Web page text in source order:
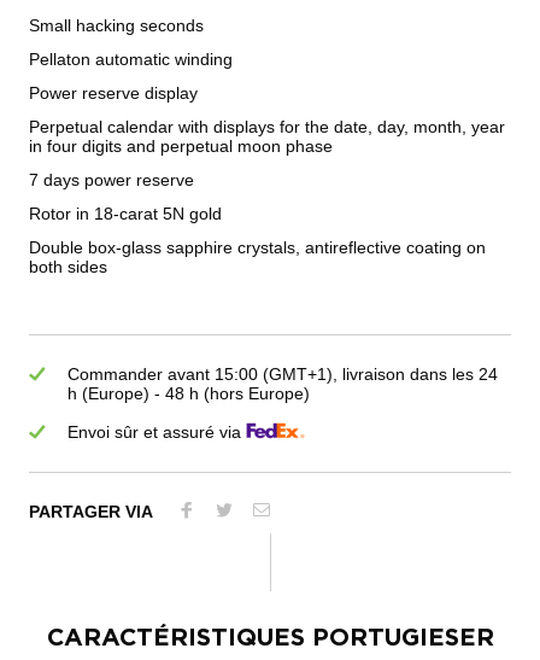
Small hacking seconds
Pellaton automatic winding
Power reserve display
Perpetual calendar with displays for the date, day, month, year
in four digits and perpetual moon phase
7 days power reserve
Rotor in 18-carat 5N gold
Double box-glass sapphire crystals, antireflective coating on
both sides
Commander avant 15:00 (GMT+1), livraison dans les 24
h (Europe) - 48 h (hors Europe)
Envoi sûr et assuré via
PARTAGER VIA
CARACTÉRISTIQUES PORTUGIESER